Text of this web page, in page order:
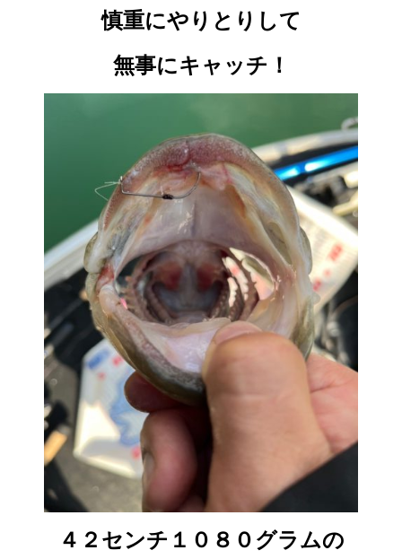
慎重にやりとりして
無事にキャッチ！
４２センチ１０８０グラムの